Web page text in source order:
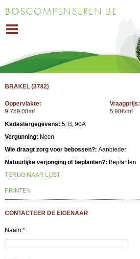
en naar
BOSCOMPENSEREN.BE
BRAKEL (3782)
Oppervlakte:
9 759,00m²
Vraagprijs:
5,90€/m²
Kadastergegevens: 5, B, 90A
Vergunning: Neen
Wie draagt zorg voor bebossen?: Aanbieder
Natuurlijke verjonging of beplanten?: Beplanten
TERUG NAAR LIJST
PRINTEN
CONTACTEER DE EIGENAAR
Naam *